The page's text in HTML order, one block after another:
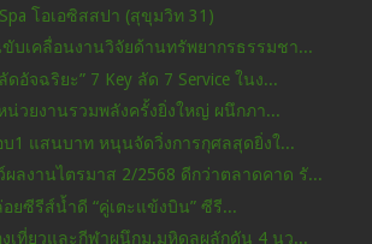
Spa โอเอซิสสปา (สุขุมวิท 31)
บเคลื่อนงานวิจัยด้านทรัพยากรธรรมชา...
อัจฉริยะ” 7 Key ลัด 7 Service ในง...
วยงานรวมพลังครั้งยิ่งใหญ่ ผนึกภา...
บ1 แสนบาท หนุนจัดวิ่งการกุศลสุดยิ่งใ...
ผลงานไตรมาส 2/2568 ดีกว่าตลาดคาด รั...
ยซีรีส์น้ำดี “คู่เตะแข้งบิน” ซีรี...
งเที่ยวและกีฬาผนึกม.มหิดลผลักดัน 4 นว...